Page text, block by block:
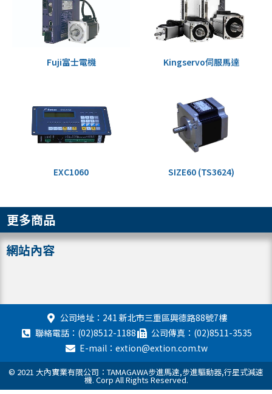
Fuji富士電機 Kingservo伺服馬達
EXC1060 SIZE60 (TS3624)
更多商品
網站內容
公司地址：241 新北市三重區興德路88號7樓
聯絡電話：(02)8512-1188
公司傳真：(02)8511-3535
E-mail：extion@extion.com.tw
© 2021 大內實業有限公司：TAMAGAWA步進馬達,步進驅動器,行星式減速
機. Corp All Rights Reserved.